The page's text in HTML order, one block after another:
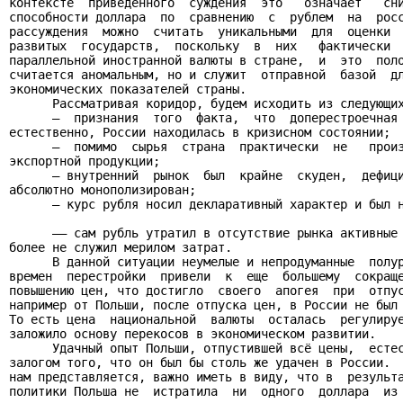
способности доллара  по  сравнению  с  рублем  на
рассуждения  можно  считать  уникальными  для  оценки
развитых  государств,  поскольку  в  них   фактически
параллельной иностранной валюты в стране,  и  это
считается аномальным, но и служит  отправной  базой
экономических показателей страны.
Рассматривая коридор, будем исходить из
—  признания  того  факта,  что
естественно, России находилась в кризисном состоянии;
—  помимо  сырья  страна  практически  не
экспортной продукции;
— внутренний  рынок  был  крайне  скуден,
абсолютно монополизирован;
— курс рубля носил декларативный характер и был
—— сам рубль утратил в отсутствие рынка
более не служил мерилом затрат.
В данной ситуации неумелые и непродуманные
времен  перестройки  привели  к  еще  большему
повышению цен, что достигло  своего  апогея  при
например от Польши, после отпуска цен, в России не
То есть цена  национальной  валюты  осталась
заложило основу перекосов в экономическом развитии.
Удачный опыт Польши, отпустившей всё цены,
залогом того, что он был бы столь же удачен в России.
нам представляется, важно иметь в виду, что в
политики Польша не  истратила  ни  одного  доллара